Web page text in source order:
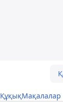
ҚұқықМақалалар